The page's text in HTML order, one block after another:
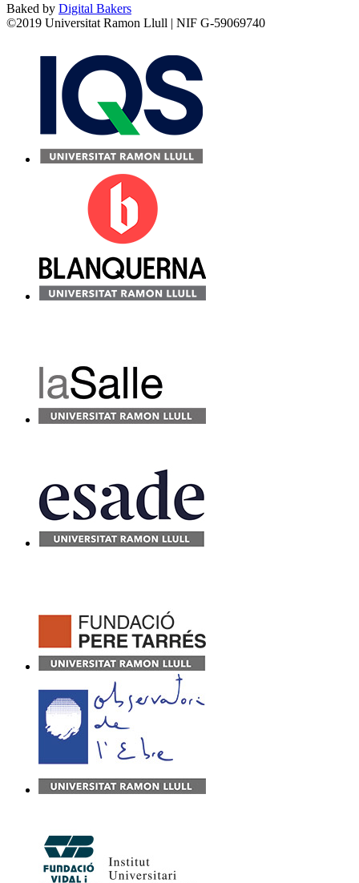
Baked by Digital Bakers
©2019 Universitat Ramon Llull | NIF G-59069740